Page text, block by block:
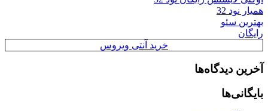
همیار نود 32
بهترین سئو
رایگان
خرید آنتی ویروس
آخرین دیدگاه‌ها
بایگانی‌ها